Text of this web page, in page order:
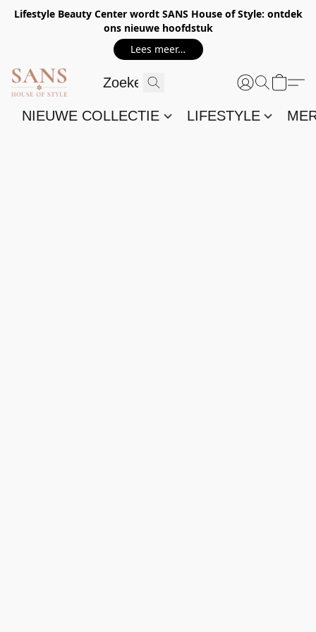
Lifestyle Beauty Center wordt SANS House of Style: ontdek
ons nieuwe hoofdstuk
Lees meer…
NIEUWE COLLECTIE LIFESTYLE